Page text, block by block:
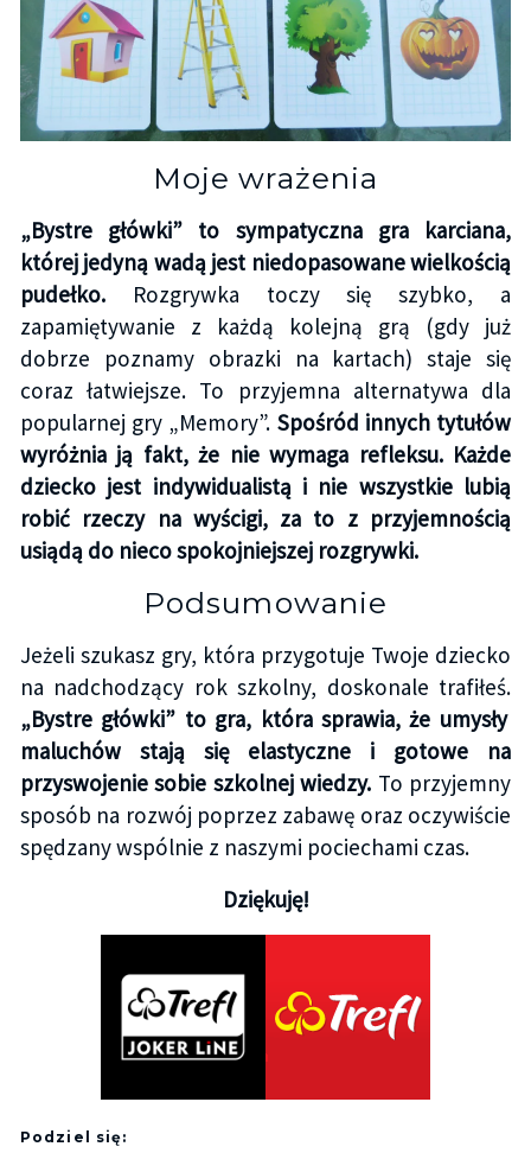
Moje wrażenia
„Bystre główki” to sympatyczna gra karciana,
której jedyną wadą jest niedopasowane wielkością
pudełko.Rozgrywka toczy się szybko, a
zapamiętywanie z każdą kolejną grą (gdy już
dobrze poznamy obrazki na kartach) staje się
coraz łatwiejsze. To przyjemna alternatywa dla
popularnej gry „Memory”. Spośród innych tytułów
wyróżnia ją fakt, że nie wymaga refleksu. Każde
dziecko jest indywidualistą i nie wszystkie lubią
robić rzeczy na wyścigi, za to z przyjemnością
usiądą do nieco spokojniejszej rozgrywki.
Podsumowanie
Jeżeli szukasz gry, która przygotuje Twoje dziecko
na nadchodzący rok szkolny, doskonale trafiłeś.
„Bystre główki” to gra, która sprawia, że umysły
maluchów stają się elastyczne i gotowe na
przyswojenie sobie szkolnej wiedzy. To przyjemny
sposób na rozwój poprzez zabawę oraz oczywiście
spędzany wspólnie z naszymi pociechami czas.
Dziękuję!
Podziel się: